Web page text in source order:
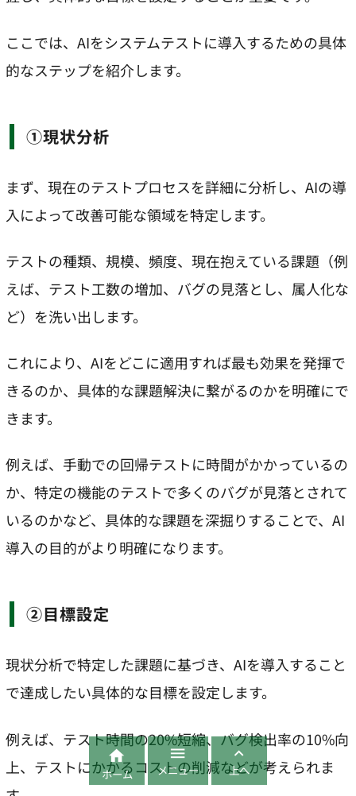
ここでは、AIをシステムテストに導入するための具体
的なステップを紹介します。
①現状分析
まず、現在のテストプロセスを詳細に分析し、AIの導
入によって改善可能な領域を特定します。
テストの種類、規模、頻度、現在抱えている課題（例
えば、テスト工数の増加、バグの見落とし、属人化な
ど）を洗い出します。
これにより、AIをどこに適用すれば最も効果を発揮で
きるのか、具体的な課題解決に繋がるのかを明確にで
きます。
例えば、手動での回帰テストに時間がかかっているの
か、特定の機能のテストで多くのバグが見落とされて
いるのかなど、具体的な課題を深掘りすることで、AI
導入の目的がより明確になります。
②目標設定
現状分析で特定した課題に基づき、AIを導入すること
で達成したい具体的な目標を設定します。
例えば、テスト時間の20%短縮、バグ検出率の10%向
上、テストにかかるコストの削減などが考えられま

ホーム

メニュー

上へ